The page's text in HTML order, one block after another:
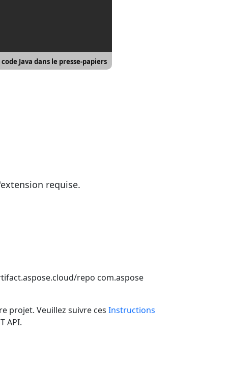
Java dans le presse-papiers
requise.
repo com.aspose
projet. Veuillez suivre ces Instructions
API.